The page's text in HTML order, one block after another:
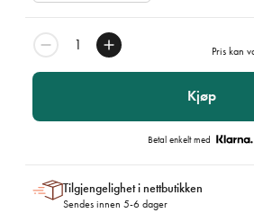
Pris kan
Kjøp
Betal enkelt med
Tilgjengelighet i nettbutikken
Sendes innen 5-6 dager